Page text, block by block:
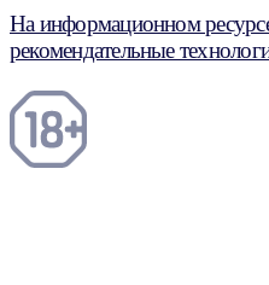
На информационном
рекомендательные